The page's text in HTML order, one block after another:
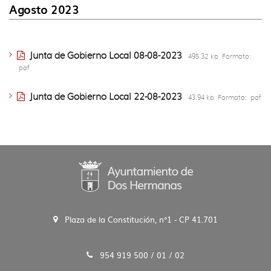
Agosto 2023
Junta de Gobierno Local 08-08-2023 495.32 kb
Formato:
pdf
Junta de Gobierno Local 22-08-2023 43.94 kb Formato: pdf
Plaza de la Constitución, n°1 - CP 41.701
954 919 500 / 01 / 02